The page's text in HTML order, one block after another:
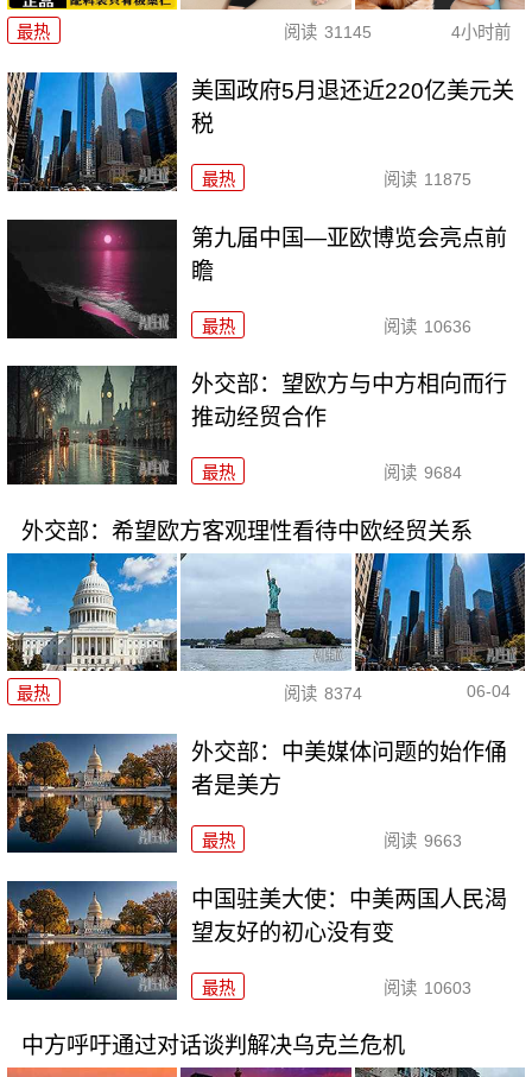
最热 阅读 31145 4小时前
美国政府5月退还近220亿美元关
税
最热 阅读 11875
第九届中国—亚欧博览会亮点前
瞻
最热 阅读 10636
外交部：望欧方与中方相向而行
推动经贸合作
最热 阅读 9684
外交部：希望欧方客观理性看待中欧经贸关系
最热 阅读 8374 06-04
外交部：中美媒体问题的始作俑
者是美方
最热 阅读 9663
中国驻美大使：中美两国人民渴
望友好的初心没有变
最热 阅读 10603
中方呼吁通过对话谈判解决乌克兰危机